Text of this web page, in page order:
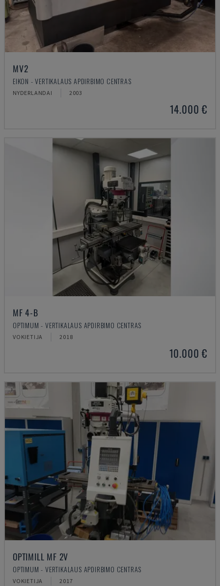
MV2
EIKON - VERTIKALAUS APDIRBIMO CENTRAS
NYDERLANDAI 2003
14.000 €
MF 4-B
OPTIMUM - VERTIKALAUS APDIRBIMO CENTRAS
VOKIETIJA 2018
10.000 €
OPTIMILL MF 2V
OPTIMUM - VERTIKALAUS APDIRBIMO CENTRAS
VOKIETIJA 2017